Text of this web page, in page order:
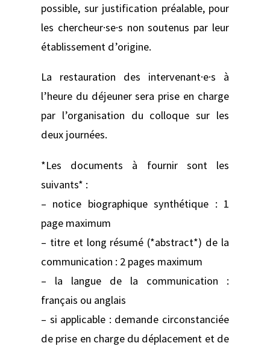
possible, sur justification préalable, pour
les chercheur·se·s non soutenus par leur
établissement d’origine.
La restauration des intervenant·e·s à
l’heure du déjeuner sera prise en charge
par l’organisation du colloque sur les
deux journées.
*Les documents à fournir sont les
suivants* :
– notice biographique synthétique : 1
page maximum
– titre et long résumé (*abstract*) de la
communication : 2 pages maximum
– la langue de la communication :
français ou anglais
– si applicable : demande circonstanciée
de prise en charge du déplacement et de